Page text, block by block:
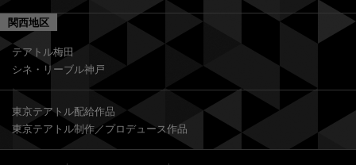
関西地区
テアトル梅田
シネ・リーブル神戸
東京テアトル配給作品
東京テアトル制作／プロデュース作品